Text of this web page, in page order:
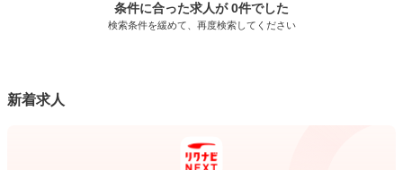
条件に合った求人が 0件でした
検索条件を緩めて、再度検索してください
新着求人